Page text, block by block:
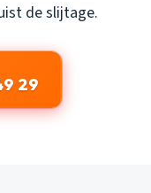
de slijtage.
29